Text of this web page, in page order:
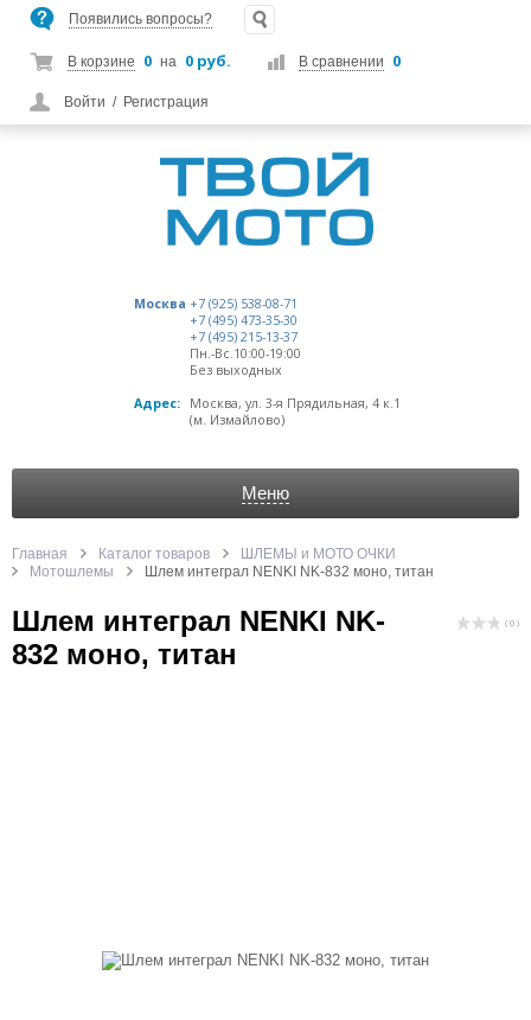
Появились вопросы?
В корзине 0 на 0 руб. В сравнении 0
Войти / Регистрация
Москва +7 (925) 538-08-71
+7 (495) 473-35-30
+7 (495) 215-13-37
Пн.-Вс.10:00-19:00
Без выходных
Адрес:
Москва, ул. 3-я Прядильная, 4 к.1
(м. Измайлово)
Меню
Главная Каталог товаров
ШЛЕМЫ и МОТО ОЧКИ
Мотошлемы
Шлем интеграл NENKI NK-832 моно, титан
Шлем интеграл NENKI NK-
832 моно, титан
( 0 )